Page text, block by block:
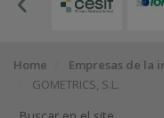
Home
Empresas de la
GOMETRICS, S.L.